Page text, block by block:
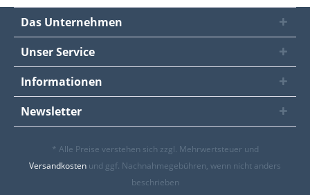
Das Unternehmen
Unser Service
Informationen
Newsletter
* Alle Preise verstehen sich zzgl. Mehrwertsteuer und
Versandkosten und ggf. Nachnahmegebühren, wenn nicht anders
beschrieben